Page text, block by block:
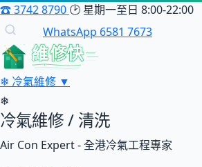
☎3742 8790 🕑 星期一至日 8:00-22:00
WhatsApp 6581 7673
維修快
❄ 冷氣維修 ▼
❄
冷氣維修 / 清洗
Air Con Expert - 全港冷氣工程專家